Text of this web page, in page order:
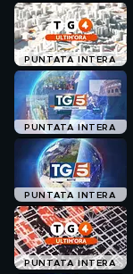
PUNTATA INTERA
PUNTATA INTERA
PUNTATA INTERA
PUNTATA INTERA